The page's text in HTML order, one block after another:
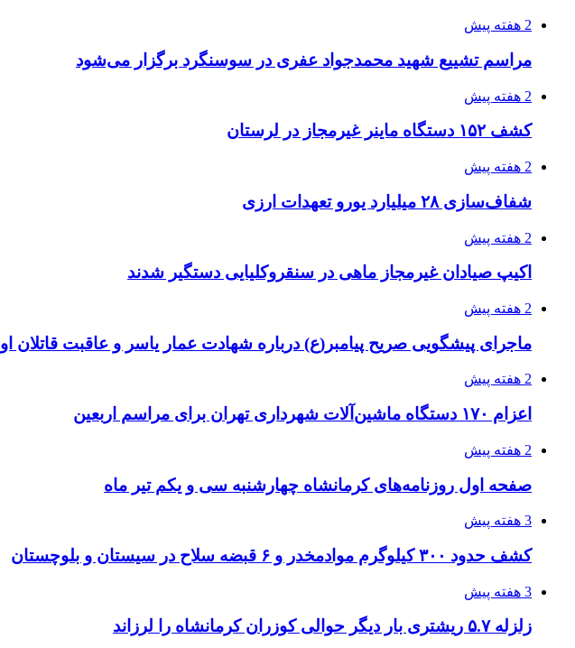
2 هفته پیش
مراسم تشییع شهید محمدجواد عفری در سوسنگرد برگزار می‌شود
2 هفته پیش
کشف ۱۵۲ دستگاه ماینر غیرمجاز در لرستان
2 هفته پیش
شفاف‌سازی ۲۸ میلیارد یورو تعهدات ارزی
2 هفته پیش
اکیپ صیادان غیرمجاز ماهی در سنقروکلیایی دستگیر شدند
2 هفته پیش
ماجرای پیشگویی صریح پیامبر(ع) درباره شهادت عمار یاسر و عاقبت قاتلان او
2 هفته پیش
اعزام ۱۷۰ دستگاه ماشین‌آلات شهرداری تهران برای مراسم اربعین
2 هفته پیش
صفحه اول روزنامه‌های کرمانشاه چهارشنبه سی و یکم تیر ماه
3 هفته پیش
کشف حدود ۳۰۰ کیلوگرم موادمخدر و ۶ قبضه سلاح در سیستان و بلوچستان
3 هفته پیش
زلزله ۵.۷ ریشتری بار دیگر حوالی کوزران کرمانشاه را لرزاند